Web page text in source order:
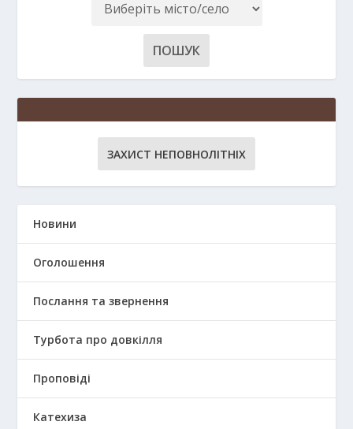
ЗАХИСТ НЕПОВНОЛІТНІХ
Новини
Оголошення
Послання та звернення
Турбота про довкілля
Проповіді
Катехиза